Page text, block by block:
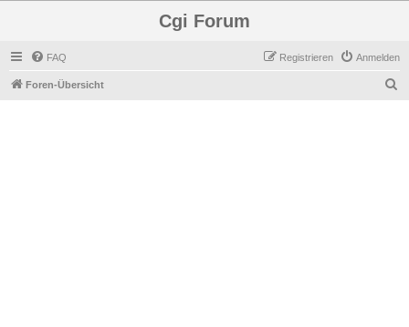
Cgi Forum
FAQ Anmelden
Registrieren
Foren-Übersicht